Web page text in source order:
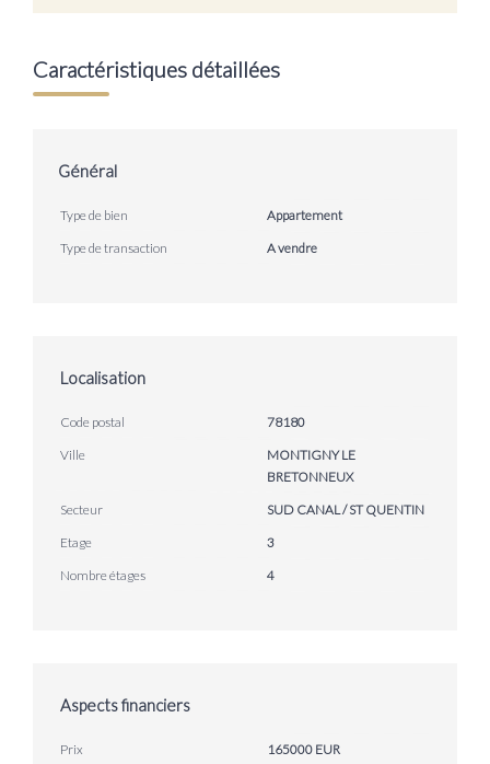
Caractéristiques détaillées
Général
Type de bien
Appartement
Type de transaction
A vendre
Localisation
Code postal
78180
Ville
MONTIGNY LE
BRETONNEUX
Secteur
SUD CANAL / ST QUENTIN
Etage
3
Nombre étages
4
Aspects financiers
Prix 165000 EUR